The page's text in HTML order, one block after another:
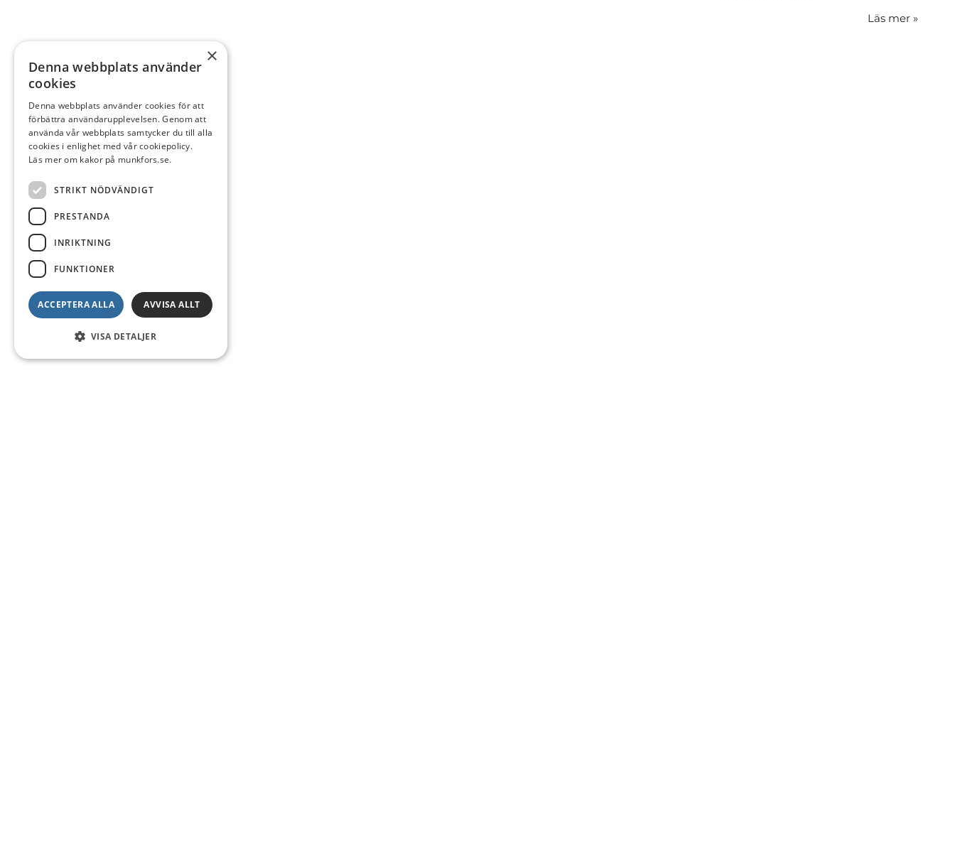
Läs mer »
×
Denna webbplats använder
cookies
Denna webbplats använder cookies för att
förbättra användarupplevelsen. Genom att
använda vår webbplats samtycker du till alla
cookies i enlighet med vår cookiepolicy.
Läs mer om kakor på munkfors.se.
STRIKT NÖDVÄNDIGT
PRESTANDA
INRIKTNING
FUNKTIONER
ACCEPTERA ALLA AVVISA ALLT
VISA DETALJER